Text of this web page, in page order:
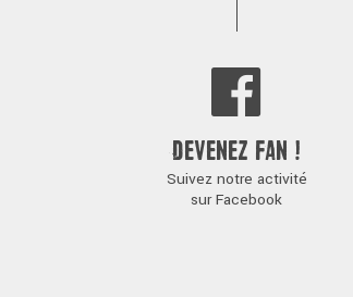
DEVENEZ FAN !
Suivez notre activité
sur Facebook